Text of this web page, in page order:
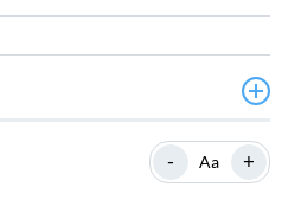
von ChainOpera AI
- Aa +